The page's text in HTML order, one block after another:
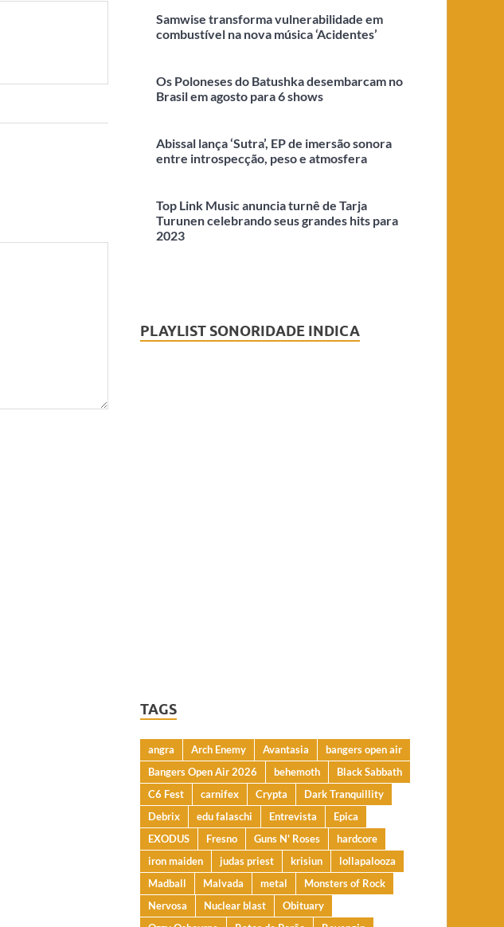
Samwise transforma vulnerabilidade em
combustível na nova música ‘Acidentes’
Os Poloneses do Batushka desembarcam no
Brasil em agosto para 6 shows
Abissal lança ‘Sutra’, EP de imersão sonora
entre introspecção, peso e atmosfera
Top Link Music anuncia turnê de Tarja
Turunen celebrando seus grandes hits para
2023
PLAYLIST SONORIDADE INDICA
TAGS
angra Arch Enemy Avantasia
bangers open air
Bangers Open Air 2026
behemoth
Black Sabbath
C6 Fest
carnifex Crypta
Dark Tranquillity
Debrix
edu falaschi Entrevista
Epica
EXODUS
Fresno Guns N' Roses
hardcore
iron maiden
judas priest krisiun
lollapalooza
Madball
Malvada metal
Monsters of Rock
Nervosa
Nuclear blast
Obituary